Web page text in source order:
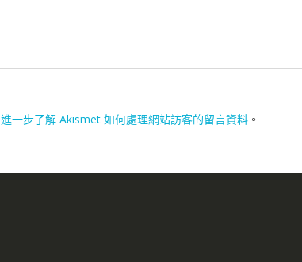
進一步了解 Akismet 如何處理網站訪客的留言資料 。